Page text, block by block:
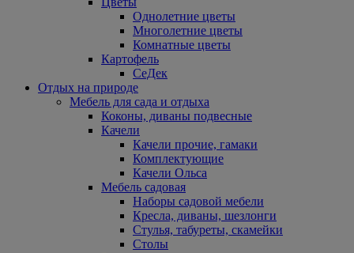
Однолетние цветы
Многолетние цветы
Комнатные цветы
Картофель
СеДек
Отдых на природе
Мебель для сада и отдыха
Коконы, диваны подвесные
Качели
Качели прочие, гамаки
Комплектующие
Качели Ольса
Мебель садовая
Наборы садовой мебели
Кресла, диваны, шезлонги
Стулья, табуреты, скамейки
Столы